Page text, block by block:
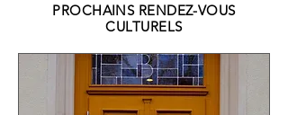
PROCHAINS RENDEZ-VOUS
CULTURELS